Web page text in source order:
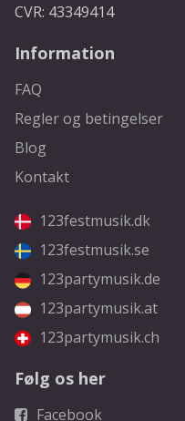
CVR: 43349414
Information
FAQ
Regler og betingelser
Blog
Kontakt
123festmusik.dk
123festmusik.se
123partymusik.de
123partymusik.at
123partymusik.ch
Følg os her
Facebook